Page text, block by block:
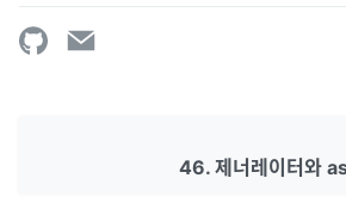
46. 제너레이터와